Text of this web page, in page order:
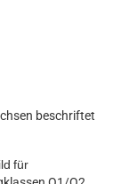
beschriftet
für